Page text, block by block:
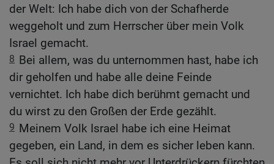
der Welt: Ich habe dich von der Schafherde
weggeholt und zum Herrscher über mein Volk
Israel gemacht.
8 Bei allem, was du unternommen hast, habe ich
dir geholfen und habe alle deine Feinde
vernichtet. Ich habe dich berühmt gemacht und
du wirst zu den Großen der Erde gezählt.
9 Meinem Volk Israel habe ich eine Heimat
gegeben, ein Land, in dem es sicher leben kann.